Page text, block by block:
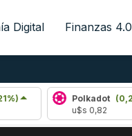
Digital Finanzas 4.0
Polkadot (0,25%)